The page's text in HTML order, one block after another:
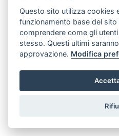
Questo sito utilizza cookies
funzionamento base del
comprendere come gli
stesso. Questi ultimi
approvazione. Modifica